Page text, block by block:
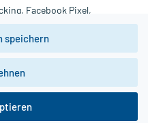
Bewertungen
- Alle Rechte vorbehalten
Facebook Pixel,
die
Anforderungen gem. EU-
in Drittstaaten bzw.
kann nicht geprüft und
speichern